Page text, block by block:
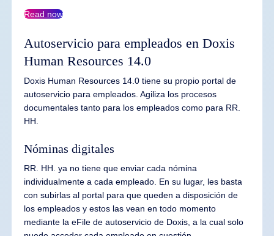
Read now
Autoservicio para empleados en Doxis
Human Resources 14.0
Doxis Human Resources 14.0 tiene su propio portal de
autoservicio para empleados. Agiliza los procesos
documentales tanto para los empleados como para RR.
HH.
Nóminas digitales
RR. HH. ya no tiene que enviar cada nómina
individualmente a cada empleado. En su lugar, les basta
con subirlas al portal para que queden a disposición de
los empleados y estos las vean en todo momento
mediante la eFile de autoservicio de Doxis, a la cual solo